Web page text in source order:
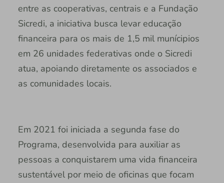
entre as cooperativas, centrais e a Fundação
Sicredi, a iniciativa busca levar educação
financeira para os mais de 1,5 mil munícipios
em 26 unidades federativas onde o Sicredi
atua, apoiando diretamente os associados e
as comunidades locais.
Em 2021 foi iniciada a segunda fase do
Programa, desenvolvida para auxiliar as
pessoas a conquistarem uma vida financeira
sustentável por meio de oficinas que focam